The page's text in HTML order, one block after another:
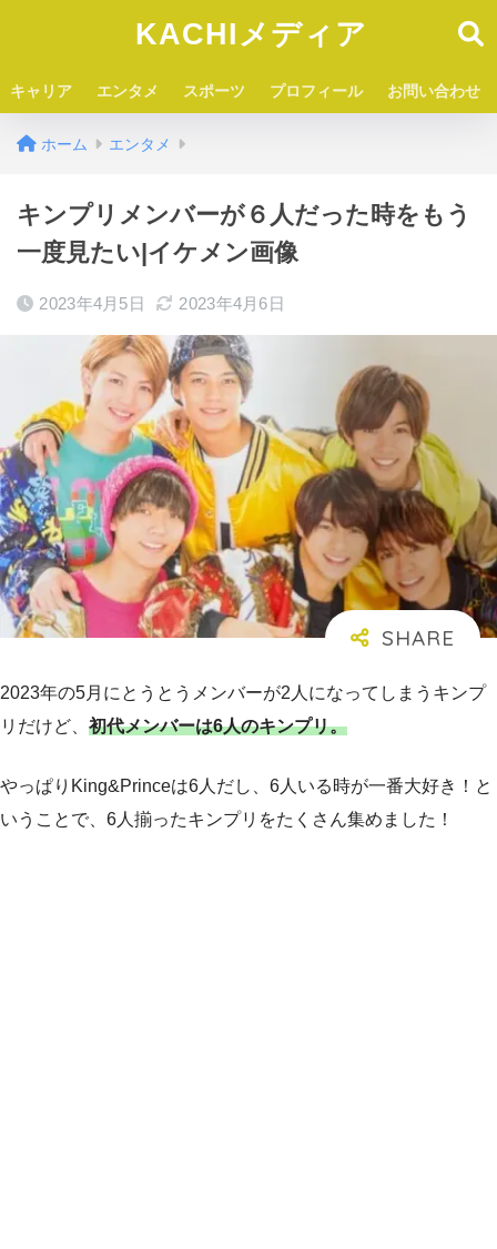
KACHIメディア
キャリア エンタメ スポーツ プロフィール お問い合わせ
ホーム エンタメ
キンプリメンバーが６人だった時をもう
一度見たい|イケメン画像
2023年4月5日 2023年4月6日
2023年の5月にとうとうメンバーが2人になってしまうキンプ
リだけど、 初代メンバーは6人のキンプリ。
やっぱりKing&Princeは6人だし、6人いる時が一番大好き！と
いうことで、6人揃ったキンプリをたくさん集めました！